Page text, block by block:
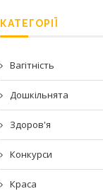
КАТЕГОРІЇ
Вагітність
Дошкільнята
Здоров'я
Конкурси
Краса